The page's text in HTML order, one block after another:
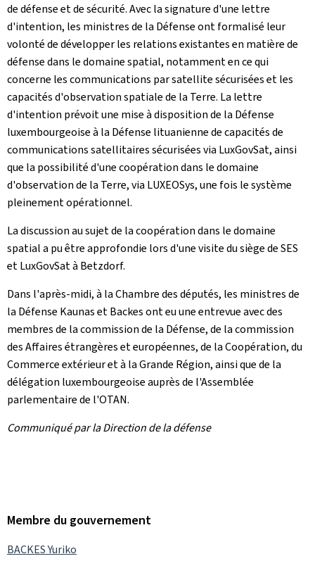
de défense et de sécurité. Avec la signature d'une lettre
d'intention, les ministres de la Défense ont formalisé leur
volonté de développer les relations existantes en matière de
défense dans le domaine spatial, notamment en ce qui
concerne les communications par satellite sécurisées et les
capacités d'observation spatiale de la Terre. La lettre
d'intention prévoit une mise à disposition de la Défense
luxembourgeoise à la Défense lituanienne de capacités de
communications satellitaires sécurisées via LuxGovSat, ainsi
que la possibilité d'une coopération dans le domaine
d'observation de la Terre, via LUXEOSys, une fois le système
pleinement opérationnel.
La discussion au sujet de la coopération dans le domaine
spatial a pu être approfondie lors d'une visite du siège de SES
et LuxGovSat à Betzdorf.
Dans l'après-midi, à la Chambre des députés, les ministres de
la Défense Kaunas et Backes ont eu une entrevue avec des
membres de la commission de la Défense, de la commission
des Affaires étrangères et européennes, de la Coopération, du
Commerce extérieur et à la Grande Région, ainsi que de la
délégation luxembourgeoise auprès de l'Assemblée
parlementaire de l'OTAN.
Communiqué par la Direction de la défense
Membre du gouvernement
BACKES Yuriko